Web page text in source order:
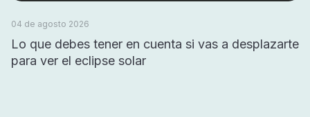
04 de agosto 2026
Lo que debes tener en cuenta si vas a desplazarte
para ver el eclipse solar